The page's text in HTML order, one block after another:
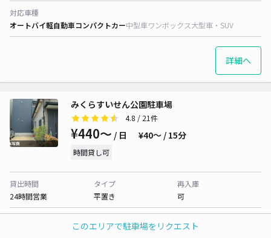
このエリアで駐車場をリクエスト
対応車種
オートバイ軽自動車コンパクトカー中型車ワンボックス大型車・SUV
詳細へ
みくらすいせん公園駐車場
4.8 / 21件
¥440〜 / 日 ¥40〜 / 15分
時間貸し可
貸出時間
24時間営業
タイプ
平置き
再入庫
可
180cm 以下
制限なし